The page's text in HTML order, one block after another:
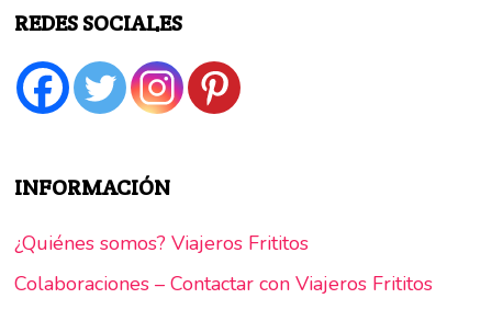
REDES SOCIALES
INFORMACIÓN
¿Quiénes somos? Viajeros Frititos
Colaboraciones – Contactar con Viajeros Frititos